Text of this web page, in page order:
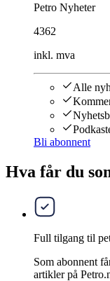
Petro Nyheter
4362
inkl. mva
Alle
Bli abonnent
Hva får du
Full tilgang til
Som abonnent
artikler på